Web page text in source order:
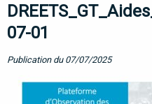
07-01
Publication du 07/07/2025